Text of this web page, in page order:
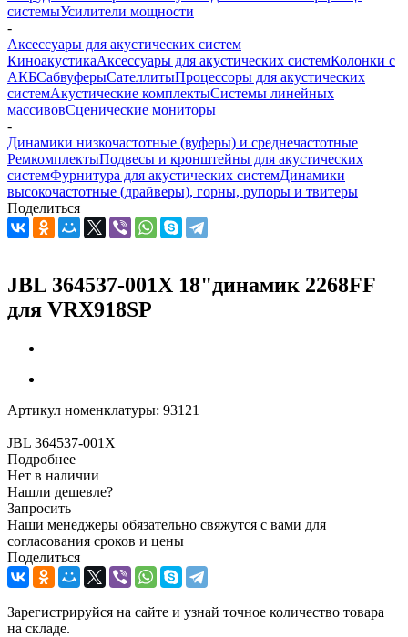
системыУсилители мощности
-
Аксессуары для акустических систем
КиноакустикаАксессуары для акустических системКолонки с
АКБСабвуферыСателлитыПроцессоры для акустических
системАкустические комплектыСистемы линейных
массивовСценические мониторы
-
Динамики низкочастотные (вуферы) и среднечастотные
РемкомплектыПодвесы и кронштейны для акустических
системФурнитура для акустических системДинамики
высокочастотные (драйверы), горны, рупоры и твитеры
Поделиться
JBL 364537-001X 18"динамик 2268FF
для VRX918SP
Артикул номенклатуры: 93121
JBL 364537-001X
Подробнее
Нет в наличии
Нашли дешевле?
Запросить
Наши менеджеры обязательно свяжутся с вами для
согласования сроков и цены
Поделиться
Зарегистрируйся на сайте и узнай точное количество товара
на складе.